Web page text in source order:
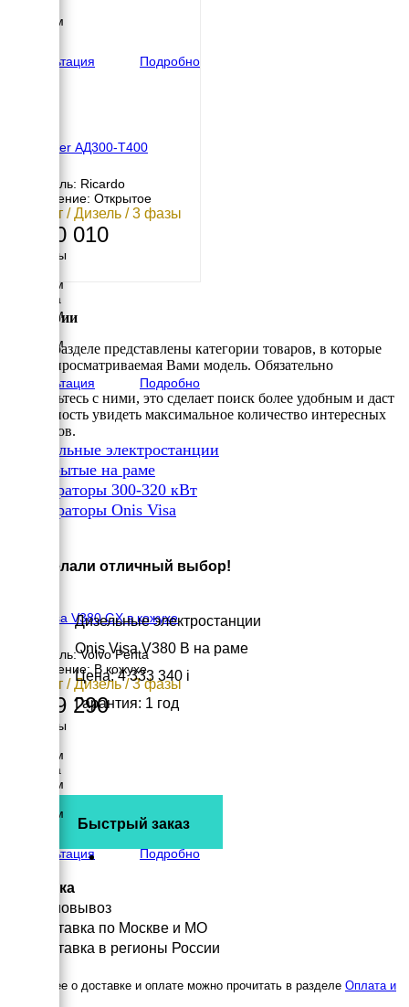
3600 мм
Консультация
Подробно
EcoPower АД300-T400
Двигатель: Ricardo
Исполнение: Открытое
300 кВт / Дизель / 3 фазы
2 100 010
Размеры
3100 мм
Ширина
1200 мм
1750 мм
Консультация
Подробно
Onis Visa V380 GX в кожухе
Двигатель: Volvo Penta
Исполнение: В кожухе
300 кВт / Дизель / 3 фазы
4 799 290
Размеры
4000 мм
Ширина
1300 мм
2400 мм
Консультация
Подробно
Категории
В этом разделе представлены категории товаров, в которые
входит просматриваемая Вами модель. Обязательно
ознакомьтесь с ними, это сделает поиск более удобным и даст
возможность увидеть максимальное количество интересных
вариантов.
Дизельные электростанции
Открытые на раме
Генераторы 300-320 кВт
Генераторы Onis Visa
Вы сделали отличный выбор!
Дизельные электростанции
Onis Visa V380 B на раме
Цена: 4 333 340 i
Гарантия: 1 год
Быстрый заказ
Доставка
Самовывоз
Доставка по Москве и МО
Доставка в регионы России
Подробнее о доставке и оплате можно прочитать в разделе Оплата и